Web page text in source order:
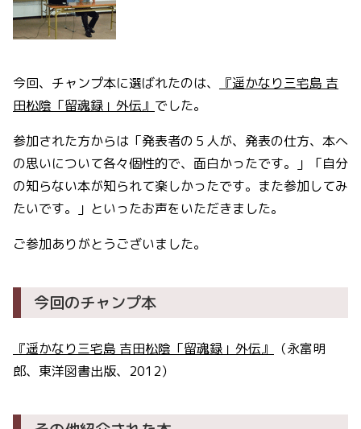
今回、チャンプ本に選ばれたのは、
『遥かなり三宅島 吉
田松陰「留魂録」外伝』 でした。
参加された方からは「発表者の５人が、発表の仕方、本へ
の思いについて各々個性的で、面白かったです。」「自分
の知らない本が知られて楽しかったです。また参加してみ
たいです。」といったお声をいただきました。
ご参加ありがとうございました。
今回のチャンプ本
『遥かなり三宅島 吉田松陰「留魂録」外伝』
（永富明
郎、東洋図書出版、2012）